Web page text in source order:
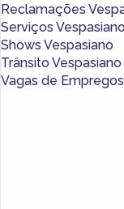
Reclamações
Serviços Vespasiano
Shows Vespasiano
Trânsito Vespasiano
Vagas de